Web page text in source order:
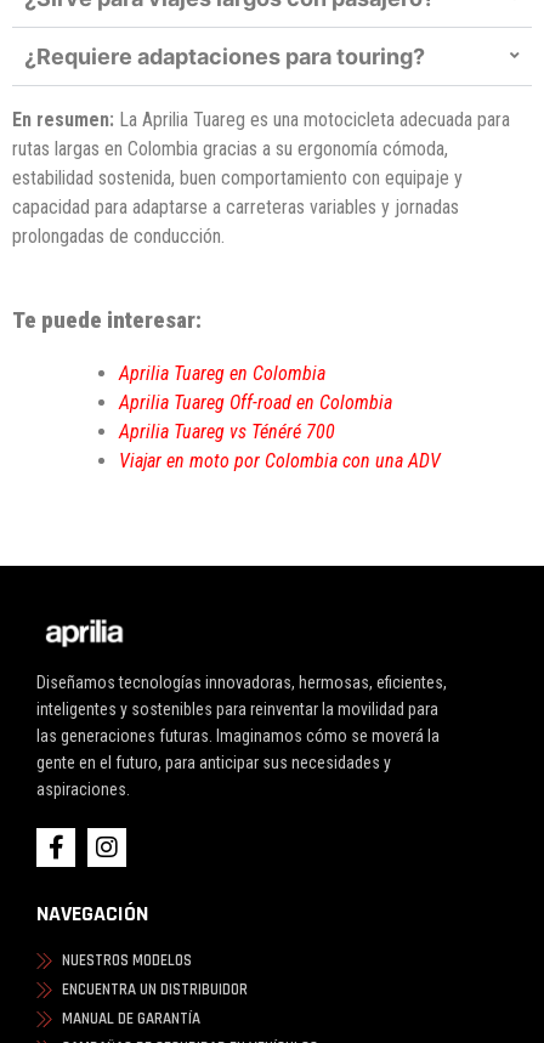
¿Requiere adaptaciones para touring?
En resumen: La Aprilia Tuareg es una motocicleta adecuada para
rutas largas en Colombia gracias a su ergonomía cómoda,
estabilidad sostenida, buen comportamiento con equipaje y
capacidad para adaptarse a carreteras variables y jornadas
prolongadas de conducción.
Te puede interesar:
Aprilia Tuareg en Colombia
Aprilia Tuareg Off-road en Colombia
Aprilia Tuareg vs Ténéré 700
Viajar en moto por Colombia con una ADV
Diseñamos tecnologías innovadoras, hermosas, eficientes,
inteligentes y sostenibles para reinventar la movilidad para
las generaciones futuras. Imaginamos cómo se moverá la
gente en el futuro, para anticipar sus necesidades y
aspiraciones.
NAVEGACIÓN
NUESTROS MODELOS
ENCUENTRA UN DISTRIBUIDOR
MANUAL DE GARANTÍA